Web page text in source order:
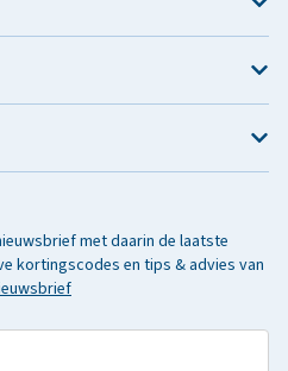
met daarin de laatste
kortingscodes en tips & advies van